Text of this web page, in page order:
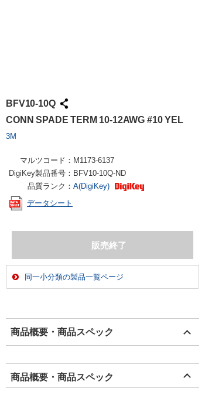
BFV10-10Q
CONN SPADE TERM 10-12AWG #10 YEL
3M
マルツコード： M1173-6137
DigiKey製品番号： BFV10-10Q-ND
品質ランク： A(DigiKey)
データシート
同一小分類の製品一覧ページ
商品概要・商品スペック
商品概要・商品スペック